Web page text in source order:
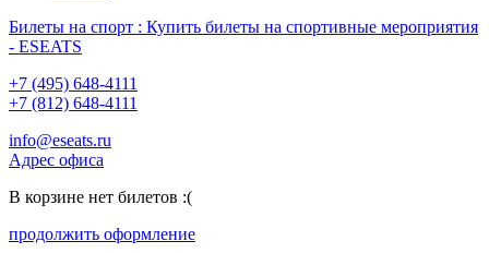
Билеты на спорт : Купить билеты на спортивные мероприятия
- ESEATS
+7 (495) 648-4111
+7 (812) 648-4111
info@eseats.ru
Адрес офиса
В корзине нет билетов :(
продолжить оформление